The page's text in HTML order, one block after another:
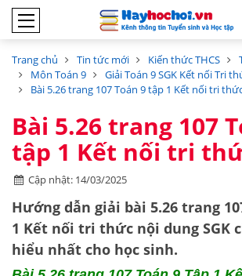
Trang chủ Tin tức mới Kiến thức THCS
Môn Toán 9
Giải Toán 9 SGK Kết nối Tri
Bài 5.26 trang 107 Toán 9 tập 1 Kết nối tri
Bài 5.26 trang 107
tập 1 Kết nối tri
Cập nhật: 14/03/2025
Hướng dẫn giải bài 5.26 trang
1 Kết nối tri thức nội dung SGK
hiểu nhất cho học sinh.